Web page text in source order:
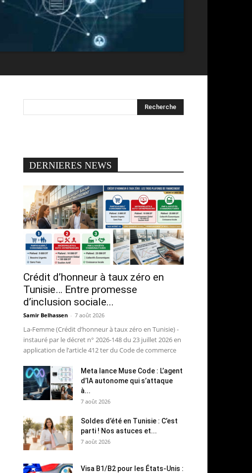
DERNIERES NEWS
Crédit d’honneur à taux zéro en
Tunisie… Entre promesse
d’inclusion sociale...
Samir Belhassen - 7 août 2026
La-Femme (Crédit d’honneur à taux zéro en Tunisie) -
instauré par le décret n° 2026-148 du 23 juillet 2026 en
application de l’article 412 ter du Code de commerce
Meta lance Muse Code : L’agent
d’IA autonome qui s’attaque
à...
7 août 2026
Soldes d’été en Tunisie : C’est
parti ! Nos astuces et...
7 août 2026
Visa B1/B2 pour les États-Unis :